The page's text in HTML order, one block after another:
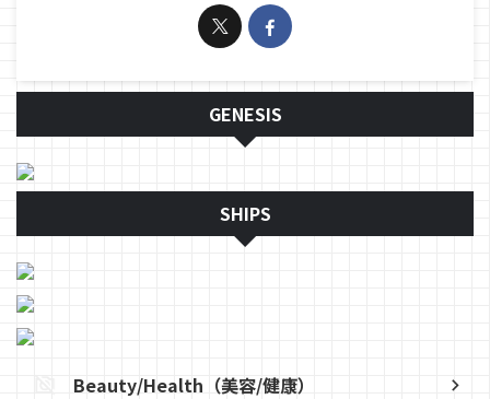
GENESIS
SHIPS
Beauty/Health（美容/健康）